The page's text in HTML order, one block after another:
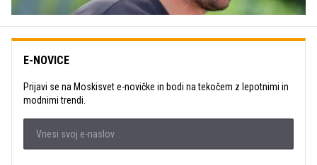
E-NOVICE
Prijavi se na Moskisvet e-novičke in bodi na tekočem z lepotnimi in
modnimi trendi.